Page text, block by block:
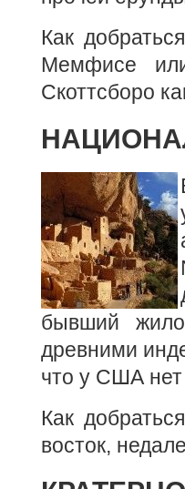
Как
Мемфисе
Скоттсборо
бывший
древними
что у США нет
Как
восток,